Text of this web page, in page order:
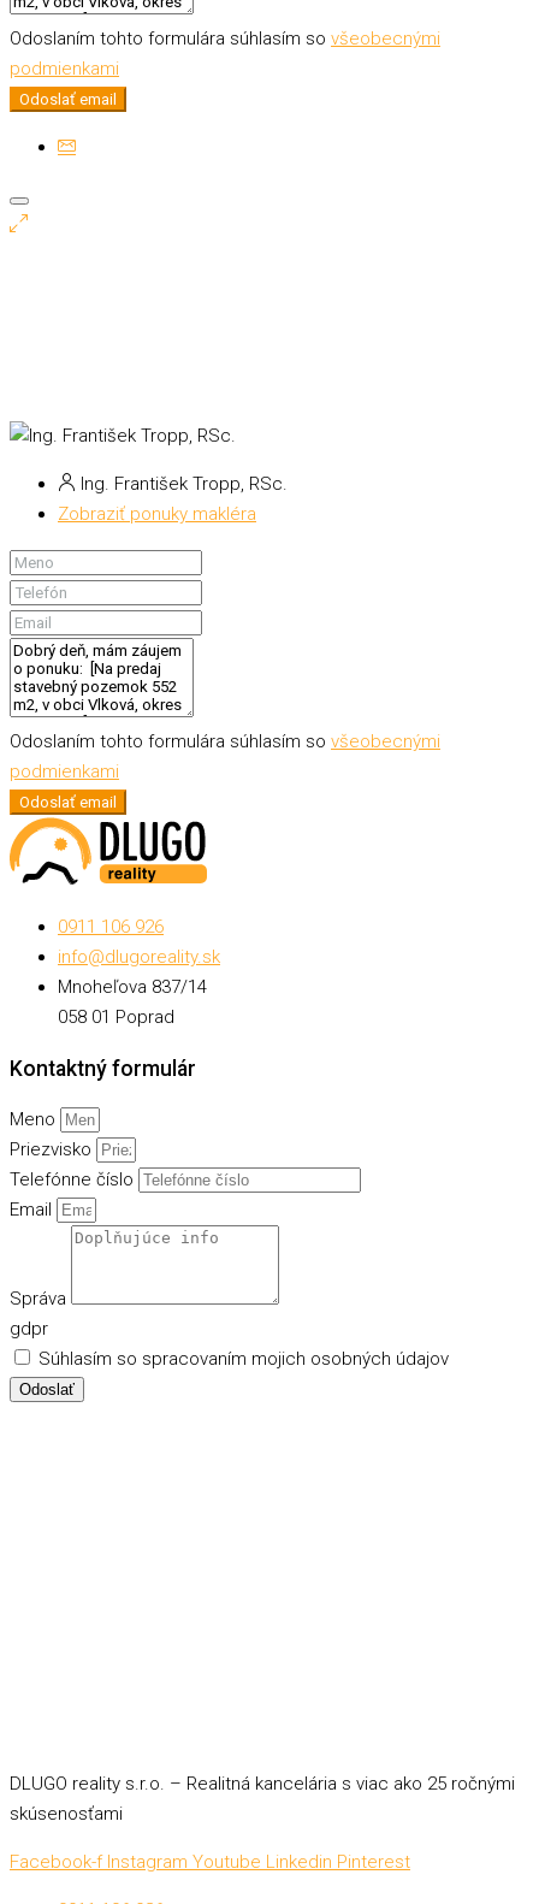
Odoslaním tohto formulára súhlasím so všeobecnými
podmienkami
Odoslať email
Ing. František Tropp, RSc.
Zobraziť ponuky makléra
Odoslaním tohto formulára súhlasím so všeobecnými
podmienkami
Odoslať email
0911 106 926
info@dlugoreality.sk
Mnoheľova 837/14
058 01 Poprad
Kontaktný formulár
Meno
Priezvisko
Telefónne číslo
Email
Správa
gdpr
Súhlasím so spracovaním mojich osobných údajov
Odoslať
DLUGO reality s.r.o. – Realitná kancelária s viac ako 25 ročnými
skúsenosťami
Facebook-f Instagram Youtube Linkedin Pinterest